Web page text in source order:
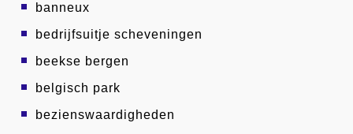
banneux
bedrijfsuitje scheveningen
beekse bergen
belgisch park
bezienswaardigheden